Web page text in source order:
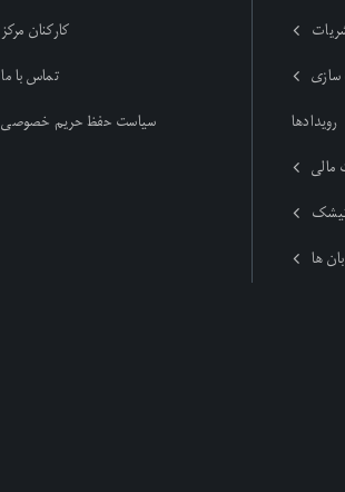
رویدادها
مالی
ها
کارکنان مرکز
تماس با ما
سیاست حفظ حریم خصوصی